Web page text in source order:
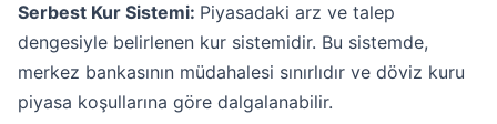
Serbest Kur Sistemi: Piyasadaki arz ve talep
dengesiyle belirlenen kur sistemidir. Bu sistemde,
merkez bankasının müdahalesi sınırlıdır ve döviz kuru
piyasa koşullarına göre dalgalanabilir.